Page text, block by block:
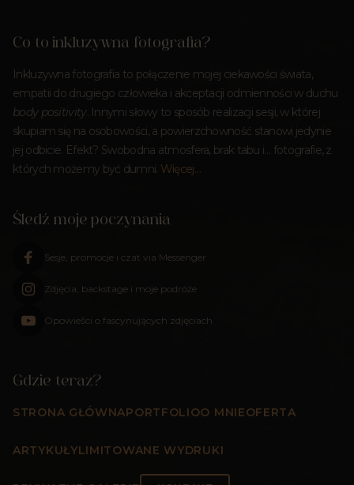
Co to inkluzywna fotografia?
Inkluzywna fotografia to połączenie mojej ciekawości świata,
empatii do drugiego człowieka i akceptacji odmienności w duchu
body positivity. Innymi słowy to sposób realizacji sesji, w której
skupiam się na osobowości, a powierzchowność stanowi jedynie
jej odbicie. Efekt? Swobodna atmosfera, brak tabu i… fotografie, z
których możemy być dumni. Więcej…
Śledź moje poczynania
Sesje, promocje i czat via Messenger
Zdjęcia, backstage i moje podróże
Opowieści o fascynujących zdjęciach
Gdzie teraz?
STRONA GŁÓWNAPORTFOLIOO MNIEOFERTA
ARTYKUŁYLIMITOWANE WYDRUKI